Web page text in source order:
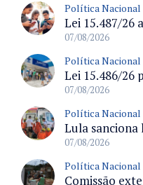
Política Nacional
07/08/2026
Política Nacional
07/08/2026
Política Nacional
07/08/2026
Política Nacional